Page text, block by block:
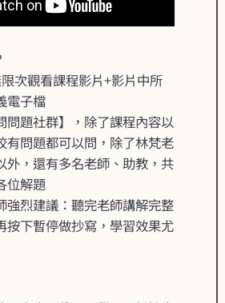
次觀看課程影片+影片中所
電子檔
問題社群】，除了課程內容以
有問題都可以問，除了林梵老
外，還有多名老師、助教，共
位解題
強烈建議：聽完老師講解完整
按下暫停做抄寫，學習效果尤